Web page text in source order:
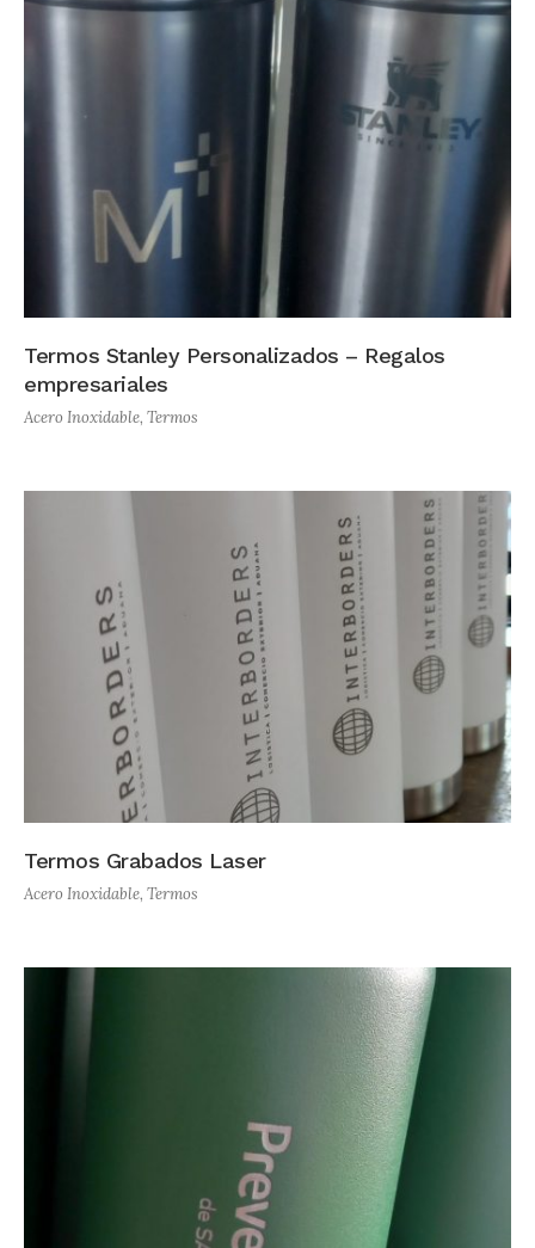
Termos Stanley Personalizados – Regalos
empresariales
Acero Inoxidable, Termos
Termos Grabados Laser
Acero Inoxidable, Termos